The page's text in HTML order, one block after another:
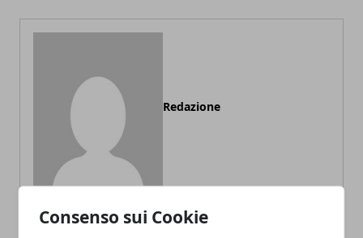
Consenso sui Cookie
Redazione